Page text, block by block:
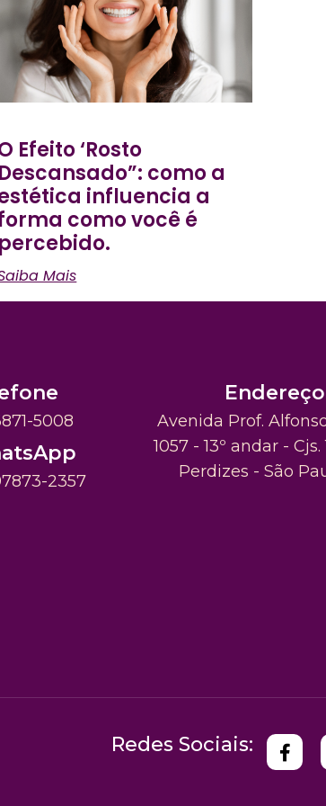
Efeito ‘Rosto
Descansado”: como a
influencia a
como você é
percebido.
Mais
5008
2357
Endereço
Avenida Prof.
1057 - 13º andar - Cjs.
Perdizes - São
Redes Sociais: